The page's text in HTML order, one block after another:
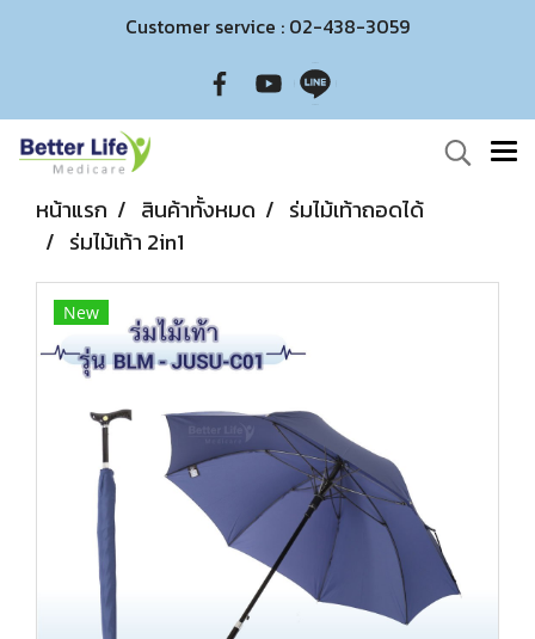
Customer service : 02-438-3059
หน้าแรก สินค้าทั้งหมด
ร่มไม้เท้าถอดได้
ร่มไม้เท้า 2in1
New